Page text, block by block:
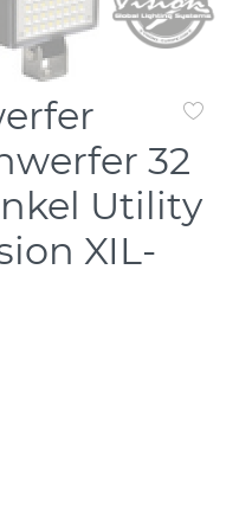
32
Utility
XIL-